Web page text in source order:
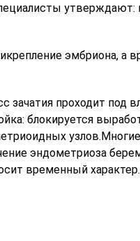
эмбриона, а
зачатия проходит под
блокируется
эндометриоза
временный